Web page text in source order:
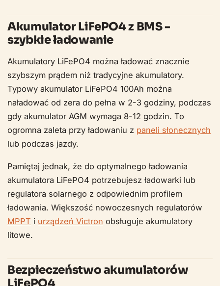
Akumulator LiFePO4 z BMS -
szybkie ładowanie
Akumulatory LiFePO4 można ładować znacznie
szybszym prądem niż tradycyjne akumulatory.
Typowy akumulator LiFePO4 100Ah można
naładować od zera do pełna w 2-3 godziny, podczas
gdy akumulator AGM wymaga 8-12 godzin. To
ogromna zaleta przy ładowaniu z paneli słonecznych
lub podczas jazdy.
Pamiętaj jednak, że do optymalnego ładowania
akumulatora LiFePO4 potrzebujesz ładowarki lub
regulatora solarnego z odpowiednim profilem
ładowania. Większość nowoczesnych regulatorów
MPPT i urządzeń Victron obsługuje akumulatory
litowe.
Bezpieczeństwo akumulatorów